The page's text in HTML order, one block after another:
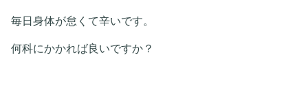
毎日身体が怠くて辛いです。
何科にかかれば良いですか？